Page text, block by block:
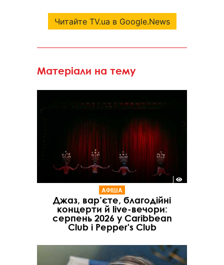
Читайте TV.ua в Google.News
Матеріали на тему
АФІША
Джаз, вар’єте, благодійні
концерти й live-вечори:
серпень 2026 у Caribbean
Club і Pepper's Club